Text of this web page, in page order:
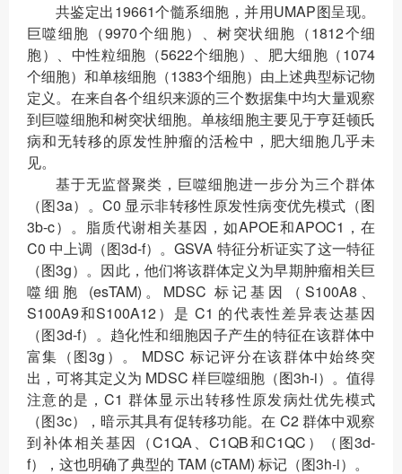
共鉴定出19661个髓系细胞，并用UMAP图呈现。
巨噬细胞（9970个细胞）、树突状细胞（1812个细
胞）、中性粒细胞（5622个细胞）、肥大细胞（1074
个细胞）和单核细胞（1383个细胞）由上述典型标记物
定义。在来自各个组织来源的三个数据集中均大量观察
到巨噬细胞和树突状细胞。单核细胞主要见于亨廷顿氏
病和无转移的原发性肿瘤的活检中，肥大细胞几乎未
见。
基于无监督聚类，巨噬细胞进一步分为三个群体
（图3a）。C0 显示非转移性原发性病变优先模式（图
3b-c）。脂质代谢相关基因，如APOE和APOC1，在
C0 中上调（图3d-f）。GSVA 特征分析证实了这一特征
（图3g）。因此，他们将该群体定义为早期肿瘤相关巨
噬细胞 (esTAM)。MDSC 标记基因（S100A8、
S100A9和S100A12）是 C1 的代表性差异表达基因
（图3d-f）。趋化性和细胞因子产生的特征在该群体中
富集（图3g）。 MDSC 标记评分在该群体中始终突
出，可将其定义为 MDSC 样巨噬细胞（图3h-i）。值得
注意的是，C1 群体显示出转移性原发病灶优先模式
（图3c），暗示其具有促转移功能。在 C2 群体中观察
到补体相关基因（C1QA、C1QB和C1QC）（图3d-
f），这也明确了典型的 TAM (cTAM) 标记（图3h-i）。